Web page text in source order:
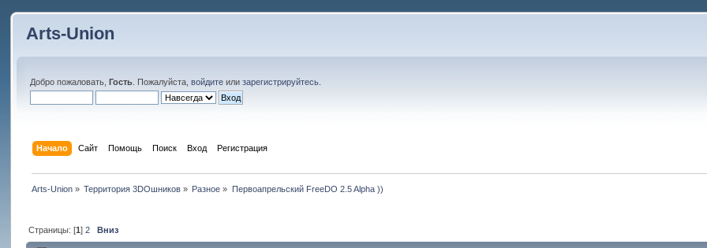
Arts-Union
Добро пожаловать,Гость . Пожалуйста,войдите илизарегистрируйтесь
Начало Сайт Помощь Поиск Вход Регистрация
Arts-Union» Территория 3DOшников » Разное » Первоапрельский FreeDO 2.5 Alpha ))
Страницы: [1] 2 Вниз